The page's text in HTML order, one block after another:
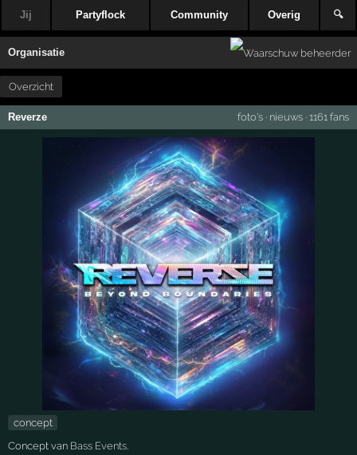
Jij Partyflock Community Overig 🔍
Organisatie
Overzicht
Reverze foto's· nieuws· 1161 fans
concept
Concept van Bass Events.